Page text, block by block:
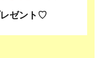
ゼント♡